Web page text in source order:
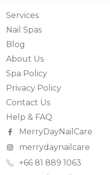
Services
Nail Spas
Blog
About Us
Spa Policy
Privacy Policy
Contact Us
Help & FAQ
MerryDayNailCare
merrydaynailcare
+66 81 889 1063